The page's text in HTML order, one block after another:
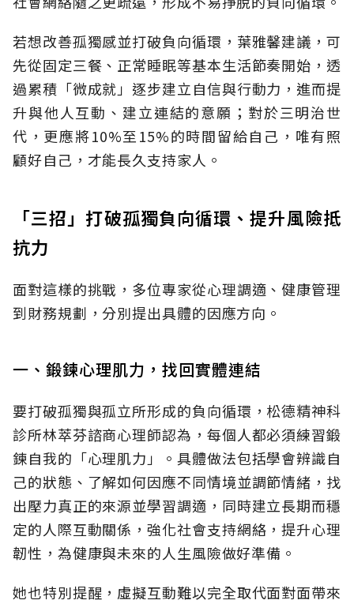
若想改善孤獨感並打破負向循環，葉雅馨建議，可
先從固定三餐、正常睡眠等基本生活節奏開始，透
過累積「微成就」逐步建立自信與行動力，進而提
升與他人互動、建立連結的意願；對於三明治世
代，更應將10%至15%的時間留給自己，唯有照
顧好自己，才能長久支持家人。
「三招」打破孤獨負向循環、提升風險抵
抗力
面對這樣的挑戰，多位專家從心理調適、健康管理
到財務規劃，分別提出具體的因應方向。
一、鍛鍊心理肌力，找回實體連結
要打破孤獨與孤立所形成的負向循環，松德精神科
診所林萃芬諮商心理師認為，每個人都必須練習鍛
鍊自我的「心理肌力」。具體做法包括學會辨識自
己的狀態、了解如何因應不同情境並調節情緒，找
出壓力真正的來源並學習調適，同時建立長期而穩
定的人際互動關係，強化社會支持網絡，提升心理
韌性，為健康與未來的人生風險做好準備。
她也特別提醒，虛擬互動難以完全取代面對面帶來